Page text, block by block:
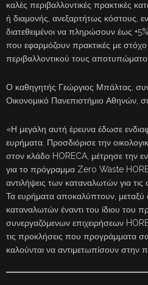
καλές περιβαλλοντικές πρακτικές
ή διαμονής, ανεξαρτήτως κόστους,
διατεθειμένοι να πληρώσουν έως
που εφαρμόζουν πρακτικές με
περιβαλλοντικού τους
Ο καθηγητής Γεώργιος Μπάλτας,
Οικονομικό Πανεπιστήμιο Αθηνών,
«Η μεγάλη αυτή έρευνα έδωσε
ευρήματα. Προσδιόρισε την
στον κλάδο HORECA, μέτρησε την
για το πρόγραμμα Zero Waste
αντιλήψεις των καταναλωτών για τις
Τα ευρήματα αποκαλύπτουν, μεταξύ
καταναλωτών έναντι του ίδιου του
συνεργαζόμενων επιχειρήσεων
τις προκλήσεις που προγράμματα
καλούνται να αντιμετωπίσουν στην